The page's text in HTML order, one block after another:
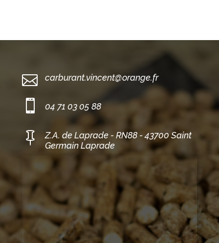
 carburant.vincent@orange.fr
 04 71 03 05 88

Z.A. de Laprade - RN88 - 43700 Saint
Germain Laprade